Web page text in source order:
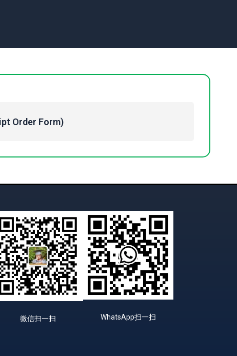
Order Form)
微信扫一扫 WhatsApp扫一扫